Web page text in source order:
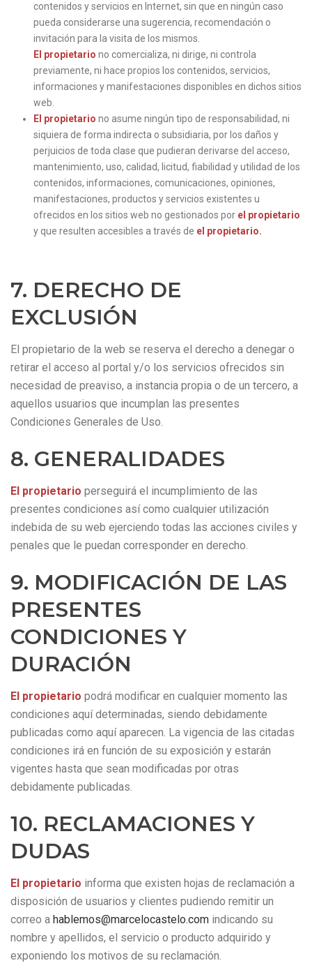
contenidos y servicios en Internet, sin que en ningún caso
pueda considerarse una sugerencia, recomendación o
invitación para la visita de los mismos.
El propietario no comercializa, ni dirige, ni controla
previamente, ni hace propios los contenidos, servicios,
informaciones y manifestaciones disponibles en dichos sitios
web.
El propietario no asume ningún tipo de responsabilidad, ni
siquiera de forma indirecta o subsidiaria, por los daños y
perjuicios de toda clase que pudieran derivarse del acceso,
mantenimiento, uso, calidad, licitud, fiabilidad y utilidad de los
contenidos, informaciones, comunicaciones, opiniones,
manifestaciones, productos y servicios existentes u
ofrecidos en los sitios web no gestionados por el propietario
y que resulten accesibles a través de el propietario.
7. DERECHO DE
EXCLUSIÓN
El propietario de la web se reserva el derecho a denegar o
retirar el acceso al portal y/o los servicios ofrecidos sin
necesidad de preaviso, a instancia propia o de un tercero, a
aquellos usuarios que incumplan las presentes
Condiciones Generales de Uso.
8. GENERALIDADES
El propietario perseguirá el incumplimiento de las
presentes condiciones así como cualquier utilización
indebida de su web ejerciendo todas las acciones civiles y
penales que le puedan corresponder en derecho.
9. MODIFICACIÓN DE LAS
PRESENTES
CONDICIONES Y
DURACIÓN
El propietario podrá modificar en cualquier momento las
condiciones aquí determinadas, siendo debidamente
publicadas como aquí aparecen. La vigencia de las citadas
condiciones irá en función de su exposición y estarán
vigentes hasta que sean modificadas por otras
debidamente publicadas.
10. RECLAMACIONES Y
DUDAS
El propietario informa que existen hojas de reclamación a
disposición de usuarios y clientes pudiendo remitir un
correo a hablemos@marcelocastelo.com indicando su
nombre y apellidos, el servicio o producto adquirido y
exponiendo los motivos de su reclamación.